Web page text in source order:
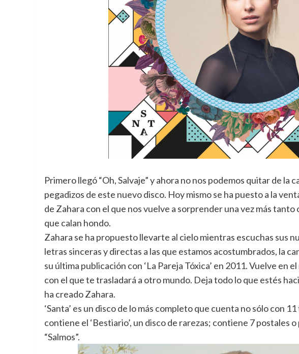
Primero llegó “Oh, Salvaje” y ahora no nos podemos quitar de la
pegadizos de este nuevo disco. Hoy mismo se ha puesto a la
de Zahara con el que nos vuelve a sorprender una vez más tanto
que calan hondo.
Zahara se ha propuesto llevarte al cielo mientras escuchas sus
letras sinceras y directas a las que estamos acostumbrados, la
su última publicación con ‘La Pareja Tóxica’ en 2011. Vuelve en
con el que te trasladará a otro mundo. Deja todo lo que estés
ha creado Zahara.
‘Santa’ es un disco de lo más completo que cuenta no sólo con
contiene el ‘Bestiario’, un disco de rarezas; contiene 7 postales
“Salmos”.